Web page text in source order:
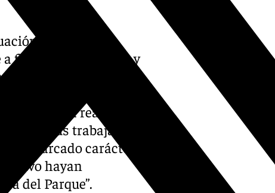
del Gobierno
fines electoralistas, y
Tívoli y a sus
subrayado que “desde
para la reapertura de
hacia sus trabajadores,
marcado carácter
hayan
del Parque”.